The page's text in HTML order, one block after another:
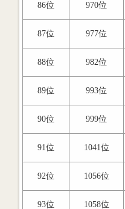
86位 970位
87位 977位
88位 982位
89位 993位
90位 999位
91位 1041位
92位 1056位
93位 1058位